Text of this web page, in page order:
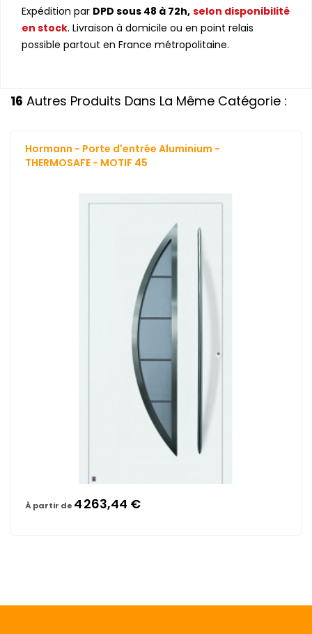
Expédition par DPD sous 48 à 72h, selon disponibilité
en stock. Livraison à domicile ou en point relais
possible partout en France métropolitaine.
16 Autres Produits Dans La Même Catégorie :
Hormann - Porte d'entrée Aluminium -
THERMOSAFE - MOTIF 45
À partir de 4 263,44 €